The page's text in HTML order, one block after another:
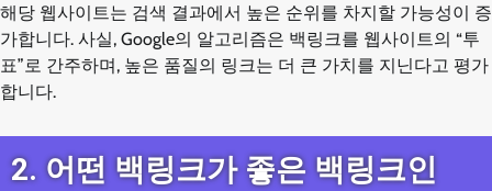
해당 웹사이트는 검색 결과에서 높은 순위를 차지할 가능성이 증
가합니다. 사실, Google의 알고리즘은 백링크를 웹사이트의 “투
표”로 간주하며, 높은 품질의 링크는 더 큰 가치를 지닌다고 평가
합니다.
2. 어떤 백링크가 좋은 백링크인